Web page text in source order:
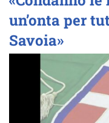
un’onta per
Savoia»